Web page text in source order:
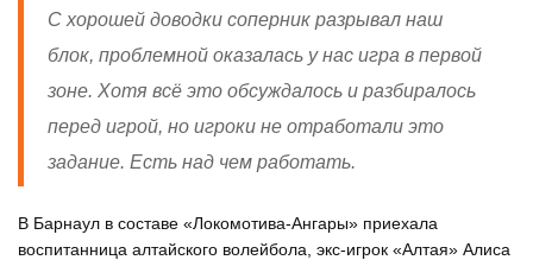
С хорошей доводки соперник разрывал наш
блок, проблемной оказалась у нас игра в первой
зоне. Хотя всё это обсуждалось и разбиралось
перед игрой, но игроки не отработали это
задание. Есть над чем работать.
В Барнаул в составе «Локомотива-Ангары» приехала
воспитанница алтайского волейбола, экс-игрок «Алтая» Алиса